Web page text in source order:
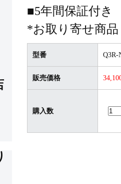
■5年間保証付き
*お取り寄せ商品
型番 Q3R-
販売価格
購入数